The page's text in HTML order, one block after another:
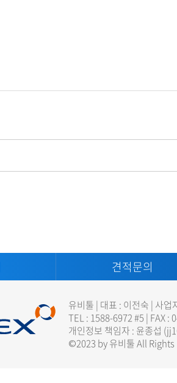
견적문의
유비툴 | 대표 : 이전숙 | 사
TEL : 1588-6972 #5 | FAX :
개인정보 책임자 : 윤종섭 (
©2023 by 유비툴 All Rights